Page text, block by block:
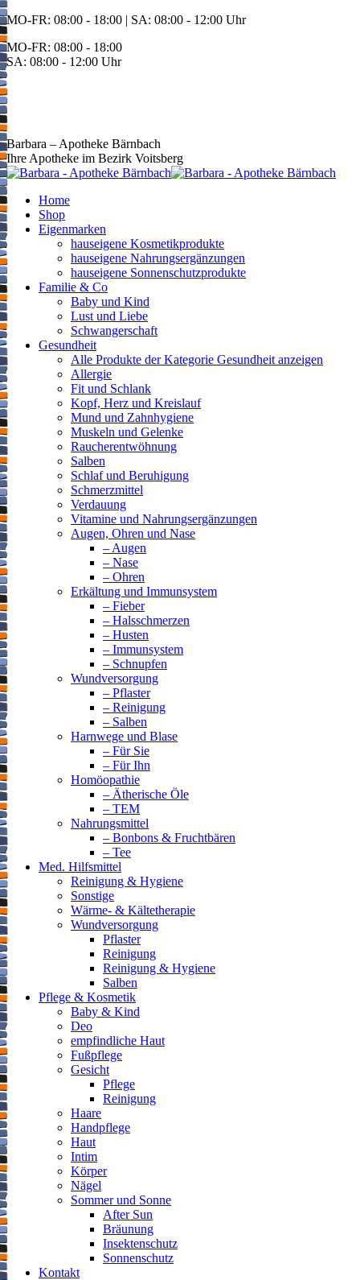
Zum
Inhalt
springen
MO-FR: 08:00 - 18:00 | SA: 08:00 - 12:00 Uhr
MO-FR: 08:00 - 18:00
SA: 08:00 - 12:00 Uhr
BEREITSCHAFT
+43 3142 62553
Barbara – Apotheke Bärnbach
Ihre Apotheke im Bezirk Voitsberg
Home
Shop
Eigenmarken
hauseigene Kosmetikprodukte
hauseigene Nahrungsergänzungen
hauseigene Sonnenschutzprodukte
Familie & Co
Baby und Kind
Lust und Liebe
Schwangerschaft
Gesundheit
Alle Produkte der Kategorie Gesundheit anzeigen
Allergie
Fit und Schlank
Kopf, Herz und Kreislauf
Mund und Zahnhygiene
Muskeln und Gelenke
Raucherentwöhnung
Salben
Schlaf und Beruhigung
Schmerzmittel
Verdauung
Vitamine und Nahrungsergänzungen
Augen, Ohren und Nase
– Augen
– Nase
– Ohren
Erkältung und Immunsystem
– Fieber
– Halsschmerzen
– Husten
– Immunsystem
– Schnupfen
Wundversorgung
– Pflaster
– Reinigung
– Salben
Harnwege und Blase
– Für Sie
– Für Ihn
Homöopathie
– Ätherische Öle
– TEM
Nahrungsmittel
– Bonbons & Fruchtbären
– Tee
Med. Hilfsmittel
Reinigung & Hygiene
Sonstige
Wärme- & Kältetherapie
Wundversorgung
Pflaster
Reinigung
Reinigung & Hygiene
Salben
Pflege & Kosmetik
Baby & Kind
Deo
empfindliche Haut
Fußpflege
Gesicht
Pflege
Reinigung
Haare
Handpflege
Haut
Intim
Körper
Nägel
Sommer und Sonne
After Sun
Bräunung
Insektenschutz
Sonnenschutz
Kontakt